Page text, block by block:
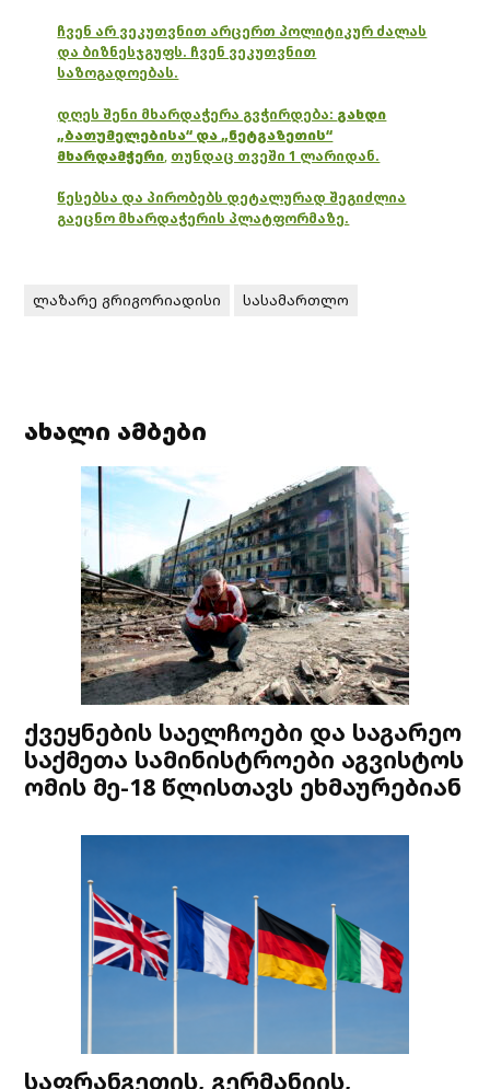
ჩვენ არ ვეკუთვნით არცერთ პოლიტიკურ ძალას
და ბიზნესჯგუფს. ჩვენ ვეკუთვნით
საზოგადოებას.
დღეს შენი მხარდაჭერა გვჭირდება: გახდი
„ბათუმელებისა“ და „ნეტგაზეთის“
მხარდამჭერი, თუნდაც თვეში 1 ლარიდან.
წესებსა და პირობებს დეტალურად შეგიძლია
გაეცნო მხარდაჭერის პლატფორმაზე.
ლაზარე გრიგორიადისი სასამართლო
ახალი ამბები
ქვეყნების საელჩოები და საგარეო
საქმეთა სამინისტროები აგვისტოს
ომის მე-18 წლისთავს ეხმაურებიან
საფრანგეთის, გერმანიის,